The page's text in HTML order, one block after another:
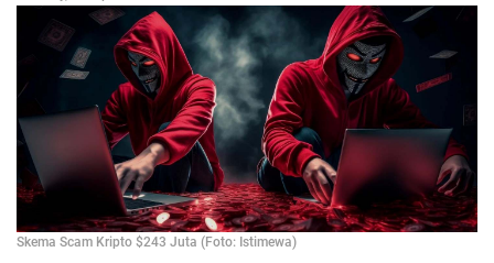
Skema Scam Kripto $243 Juta (Foto: Istimewa)